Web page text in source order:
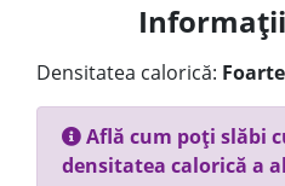
Densitatea calorică:
Află cum poți slăbi
densitatea calorică a